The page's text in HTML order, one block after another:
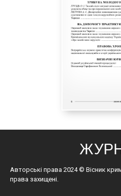
Авторські права 2024 © Вісник
права захищені.